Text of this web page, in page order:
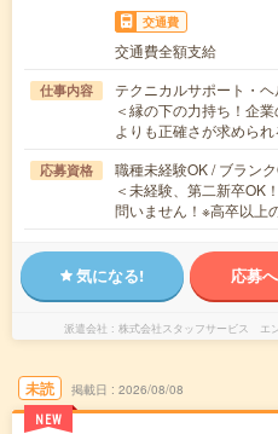
交通費
交通費全額支給
仕事内容
テクニカルサポート・ヘ
＜縁の下の力持ち！企
よりも正確さが求めら
応募資格
職種未経験OK / ブラン
＜未経験、第二新卒OK
問いません！※高卒以
気になる! 応募
派遣会社 株式会社スタッフサービス エ
未読
NEW
掲載日 2026/08/08